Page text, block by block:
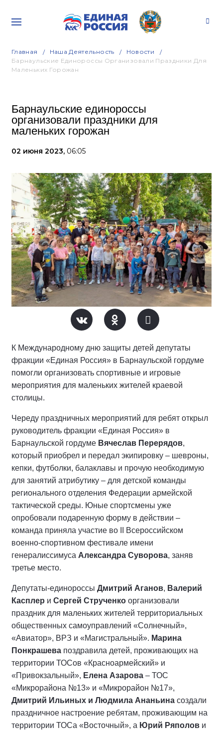
Главная Наша Деятельность
Новости
Барнаульские Единороссы Организовали Праздники Для
Маленьких Горожан
Барнаульские единороссы
организовали праздники для
маленьких горожан
02 июня 2023, 06:05
К Международному дню защиты детей депутаты
фракции «Единая Россия» в Барнаульской гордуме
помогли организовать спортивные и игровые
мероприятия для маленьких жителей краевой
столицы.
Череду праздничных мероприятий для ребят открыл
руководитель фракции «Единая Россия» в
Барнаульской гордуме Вячеслав Перерядов,
который приобрел и передал экипировку – шевроны,
кепки, футболки, балаклавы и прочую необходимую
для занятий атрибутику – для детской команды
регионального отделения Федерации армейской
тактической среды. Юные спортсмены уже
опробовали подаренную форму в действии –
команда приняла участие во II Всероссийском
военно-спортивном фестивале имени
генералиссимуса Александра Суворова, заняв
третье место.
Депутаты-единороссы Дмитрий Аганов, Валерий
Касплер и Сергей Струченко организовали
праздник для маленьких жителей территориальных
общественных самоуправлений «Солнечный»,
«Авиатор», ВРЗ и «Магистральный». Марина
Понкрашева поздравила детей, проживающих на
территории ТОСов «Красноармейский» и
«Привокзальный», Елена Азарова – ТОС
«Микрорайона №13» и «Микрорайон №17»,
Дмитрий Ильиных и Людмила Ананьина создали
праздничное настроение ребятам, проживающим на
территории ТОСа «Восточный», а Юрий Ряполов и